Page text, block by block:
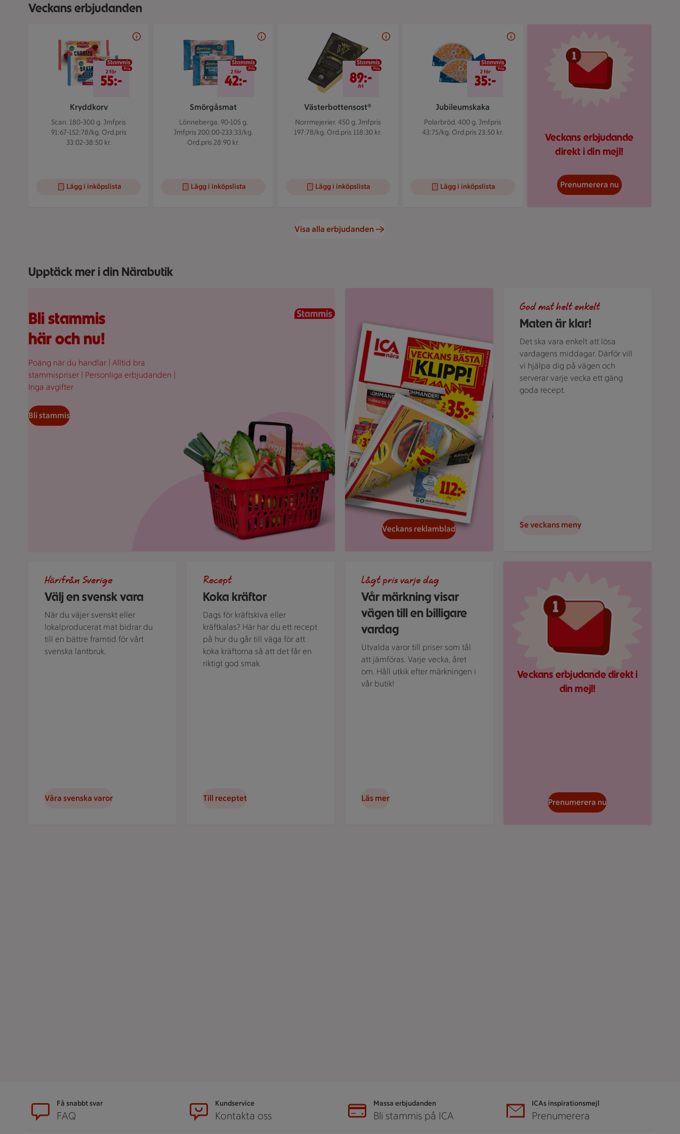
Veckans erbjudanden
Bildspel med 5 bilder.
Kryddkorv
Scan. 180-300 g.Jmfpris
91:67-152:78/kg. Ord.pris
33:02-38:50 kr.
2 för 55 kr
2 för
55:-
Lägg i inköpslista
Smörgåsmat
Lönneberga. 90-105 g.
Jmfpris 200:00-233:33/kg.
Ord.pris 28:90 kr.
2 för 42 kr
2 för
42:-
Lägg i inköpslista
Västerbottensost®
Norrmejerier. 450 g. Jmfpris
197:78/kg. Ord.pris 118:30 kr.
89 kr/st
89:-
/st
Lägg i inköpslista
Jubileumskaka
Polarbröd. 400 g. Jmfpris
43:75/kg. Ord.pris 23:50 kr.
2 för 35 kr
2 för
35:-
Lägg i inköpslista
Veckans erbjudande
direkt i din mejl!
Prenumerera nu
Visa alla erbjudanden
Upptäck mer i din Närabutik
Bli stammis
här och nu!
Poäng när du handlar | Alltid bra
stammispriser | Personliga erbjudanden |
Inga avgifter
Bli stammis
Veckans reklamblad
Maten är klar!
God mat helt enkelt
Det ska vara enkelt att lösa
vardagens middagar. Därför vill
vi hjälpa dig på vägen och
serverar varje vecka ett gäng
goda recept.
Se veckans meny
Välj en svensk vara
Härifrån Sverige
När du väjer svenskt eller
lokalproducerat mat bidrar du
till en bättre framtid för vårt
svenska lantbruk.
Våra svenska varor
Koka kräftor
Recept
Dags för kräftskiva eller
kräftkalas? Här har du ett recept
på hur du går till väga för att
koka kräftorna så att det får en
riktigt god smak.
Till receptet
Vår märkning visar
vägen till en billigare
vardag
Lågt pris varje dag
Utvalda varor till priser som tål
att jämföras. Varje vecka, året
om. Håll utkik efter märkningen i
vår butik!
Läs mer
Veckans erbjudande direkt i
din mejl!
Prenumerera nu
SidfotFå snabbt svar
FAQ
Kundservice
Kontakta oss
Massa erbjudanden
Bli stammis på ICA
ICAs inspirationsmejl
Prenumerera